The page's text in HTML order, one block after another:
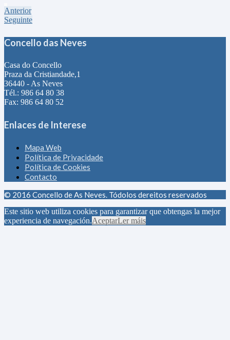
Anterior
Seguinte
Concello das Neves
Casa do Concello
Praza da Cristiandade,1
36440 - As Neves
Tél.: 986 64 80 38
Fax: 986 64 80 52
Enlaces de Interese
Mapa Web
Política de Privacidade
Política de Cookies
Contacto
© 2016 Concello de As Neves. Tódolos dereitos reservados
Este sitio web utiliza cookies para garantizar que obtengas la mejor
experiencia de navegación.AceptarLer máis